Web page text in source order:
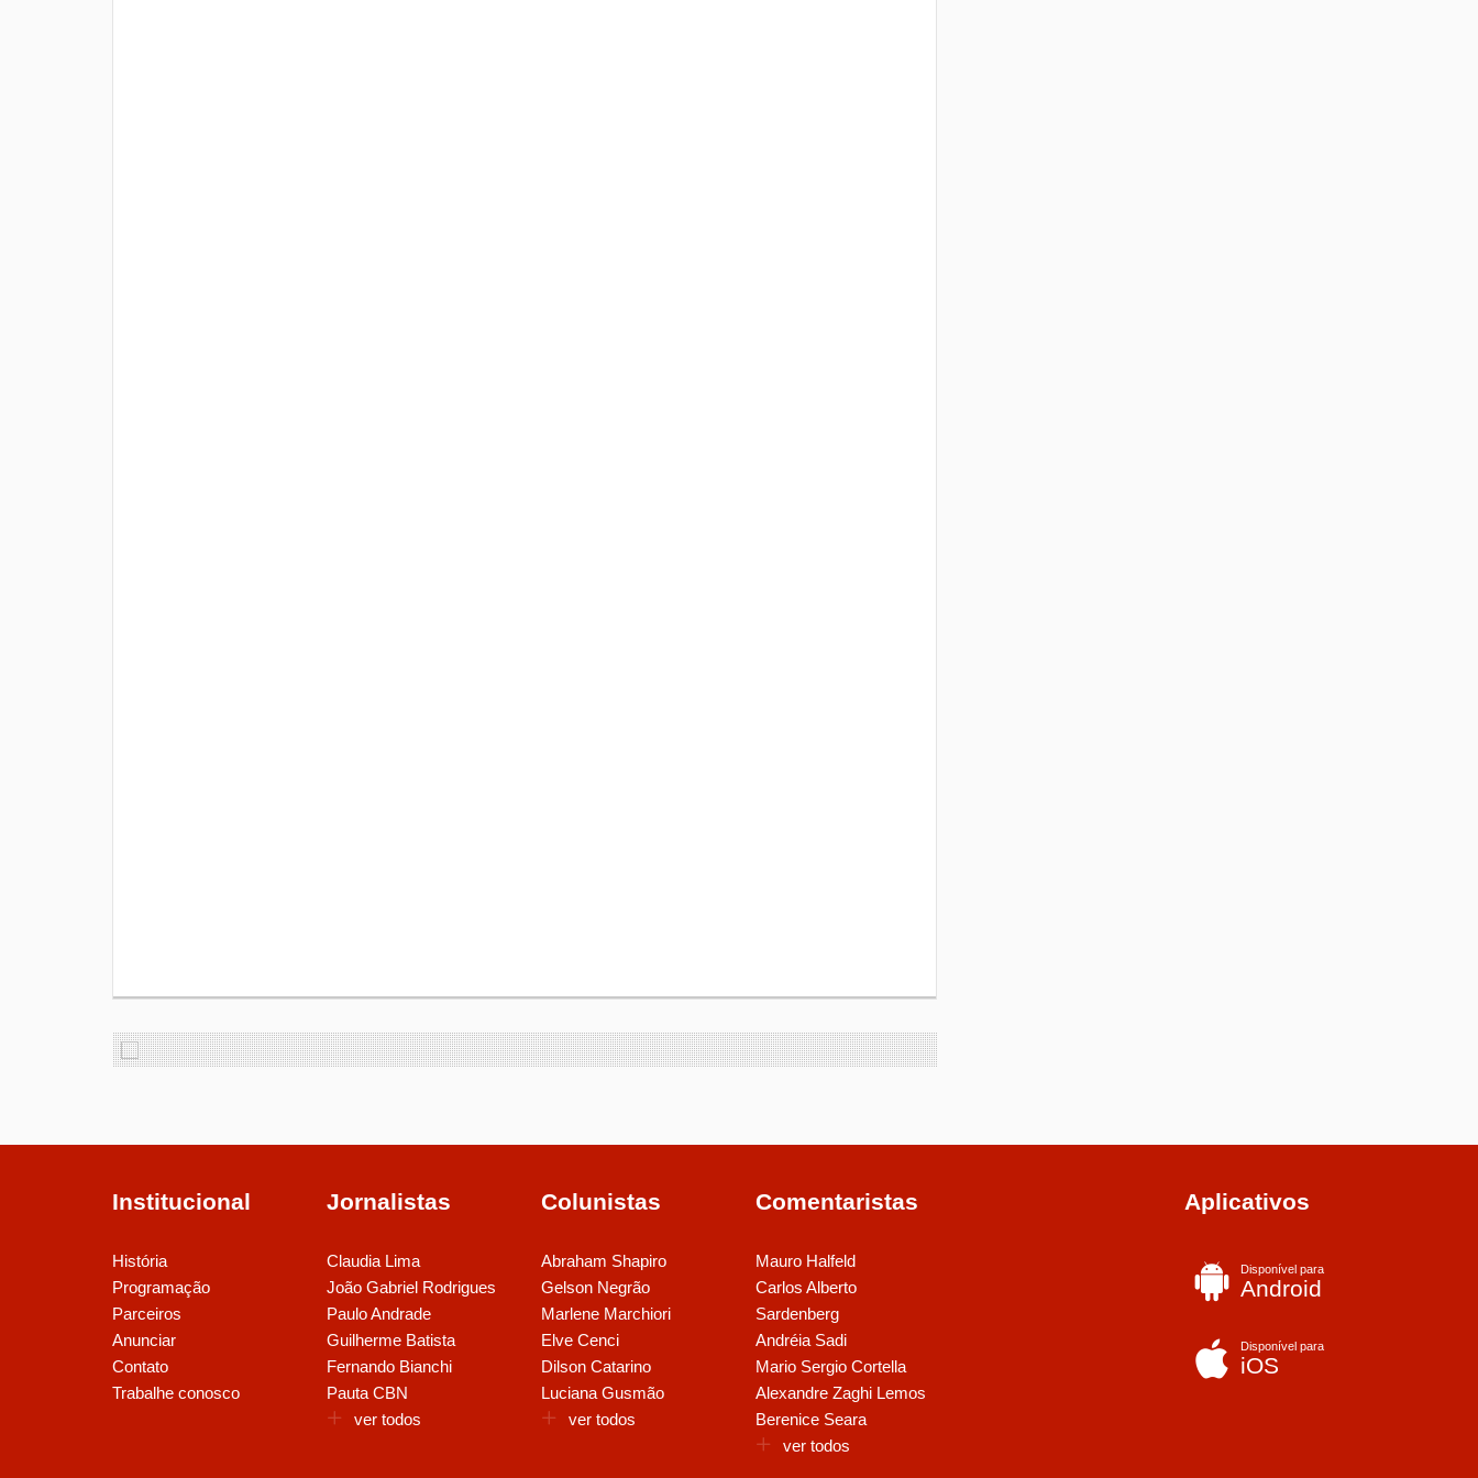
Institucional
História
Programação
Parceiros
Anunciar
Contato
Trabalhe conosco
Jornalistas
Claudia Lima
João Gabriel Rodrigues
Paulo Andrade
Guilherme Batista
Fernando Bianchi
Pauta CBN
ver todos
Colunistas
Abraham Shapiro
Gelson Negrão
Marlene Marchiori
Elve Cenci
Dilson Catarino
Luciana Gusmão
ver todos
Comentaristas
Mauro Halfeld
Carlos Alberto
Sardenberg
Andréia Sadi
Mario Sergio Cortella
Alexandre Zaghi Lemos
Berenice Seara
ver todos
Aplicativos
Disponível para
Android
Disponível para
iOS